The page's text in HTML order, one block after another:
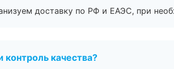
доставку по РФ и ЕАЭС, при
контроль качества?